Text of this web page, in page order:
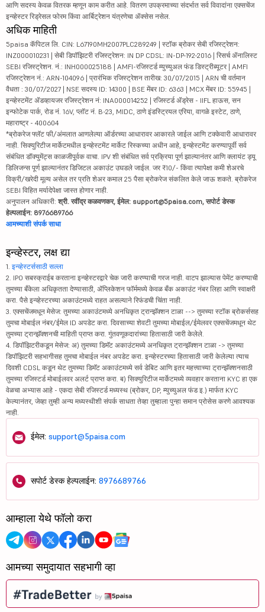
आणि सदस्य केवळ वितरक म्हणून काम करीत आहे. वितरण उपक्रमाच्या संदर्भात सर्व विवादांना एक्सचेंज
इन्व्हेस्टर रिड्रेसल फोरम किंवा आर्बिट्रेशन यंत्रणेचा ॲक्सेस नसेल.
अधिक माहिती
5paisa कॅपिटल लि. CIN: L67190MH2007PLC289249 | स्टॉक ब्रोकर सेबी रजिस्ट्रेशन:
INZ000010231 | सेबी डिपॉझिटरी रजिस्ट्रेशन: IN DP CDSL: IN-DP-192-2016 | रिसर्च ॲनालिस्ट
SEBI रजिस्ट्रेशन. नं.: INH000025188 | AMFI-रजिस्टर्ड म्युच्युअल फंड डिस्ट्रीब्यूटर | AMFI
रजिस्ट्रेशन नं.: ARN-104096 | प्रारंभिक रजिस्ट्रेशन तारीख: 30/07/2015 | ARN ची वर्तमान
वैधता : 30/07/2027 | NSE सदस्य ID: 14300 | BSE मेंबर ID: 6363 | MCX मेंबर ID: 55945 |
इन्व्हेस्टमेंट ॲडव्हायजर रजिस्ट्रेशन नं: INA000014252 | रजिस्टर्ड ॲड्रेस - IIFL हाऊस, सन
इन्फोटेक पार्क, रोड नं. 16V, प्लॉट नं. B-23, MIDC, ठाणे इंडस्ट्रियल एरिया, वागळे इस्टेट, ठाणे,
महाराष्ट्र - 400604
*ब्रोकरेज फ्लॅट फी/अंमलात आणलेल्या ऑर्डरच्या आधारावर आकारले जाईल आणि टक्केवारी आधारावर
नाही. सिक्युरिटीज मार्केटमधील इन्व्हेस्टमेंट मार्केट रिस्कच्या अधीन आहे, इन्व्हेस्टमेंट करण्यापूर्वी सर्व
संबंधित डॉक्युमेंट्स काळजीपूर्वक वाचा. IPV शी संबंधित सर्व प्रक्रिया पूर्ण झाल्यानंतर आणि क्लायंट ड्यू
डिलिजन्स पूर्ण झाल्यानंतर डिजिटल अकाउंट उघडले जाईल. जर ₹10/- किंवा त्यापेक्षा कमी शेअरचे
विक्री/खरेदी मूल्य असेल तर प्रति शेअर कमाल 25 पैसा ब्रोकरेज संकलित केले जाऊ शकते. ब्रोकरेज
SEBI विहित मर्यादेपेक्षा जास्त होणार नाही.
अनुपालन अधिकारी: श्री. रवींद्र कळवणकर, ईमेल: support@5paisa.com, सपोर्ट डेस्क
हेल्पलाईन: 8976689766
आमच्याशी संपर्क साधा
इन्व्हेस्टर, लक्ष द्या
1. इन्व्हेस्टर्ससाठी सल्ला
2. IPO सबस्क्राईब करताना इन्व्हेस्टरद्वारे चेक जारी करण्याची गरज नाही. वाटप झाल्यास पेमेंट करण्याची
तुमच्या बँकेला अधिकृतता देण्यासाठी, ॲप्लिकेशन फॉर्ममध्ये केवळ बँक अकाउंट नंबर लिहा आणि स्वाक्षरी
करा. पैसे इन्व्हेस्टरच्या अकाउंटमध्ये राहत असल्याने रिफंडची चिंता नाही.
3. एक्सचेंजमधून मेसेज: तुमच्या अकाउंटमध्ये अनधिकृत ट्रान्झॅक्शन टाळा --> तुमच्या स्टॉक ब्रोकर्ससह
तुमचा मोबाईल नंबर/ईमेल ID अपडेट करा. दिवसाच्या शेवटी तुमच्या मोबाईल/ईमेलवर एक्सचेंजमधून थेट
तुमच्या ट्रान्झॅक्शनची माहिती प्राप्त करा. गुंतवणूकदारांच्या हितासाठी जारी केलेले.
4. डिपॉझिटरीकडून मेसेज: अ) तुमच्या डिमॅट अकाउंटमध्ये अनधिकृत ट्रान्झॅक्शन टाळा -> तुमच्या
डिपॉझिटरी सहभागीसह तुमचा मोबाईल नंबर अपडेट करा. इन्व्हेस्टरच्या हितासाठी जारी केलेल्या त्याच
दिवशी CDSL कडून थेट तुमच्या डिमॅट अकाउंटमध्ये सर्व डेबिट आणि इतर महत्त्वाच्या ट्रान्झॅक्शनसाठी
तुमच्या रजिस्टर्ड मोबाईलवर अलर्ट प्राप्त करा. ब) सिक्युरिटीज मार्केटमध्ये व्यवहार करताना KYC हा एक
वेळचा अभ्यास आहे - एकदा सेबी रजिस्टर्ड मध्यस्थ (ब्रोकर, DP, म्युच्युअल फंड इ.) मार्फत KYC
केल्यानंतर, जेव्हा तुम्ही अन्य मध्यस्थीशी संपर्क साधता तेव्हा तुम्हाला पुन्हा समान प्रोसेस करणे आवश्यक
नाही.
ईमेल: support@5paisa.com
सपोर्ट डेस्क हेल्पलाईन: 8976689766
आम्हाला येथे फॉलो करा
आमच्या समुदायात सहभागी व्हा